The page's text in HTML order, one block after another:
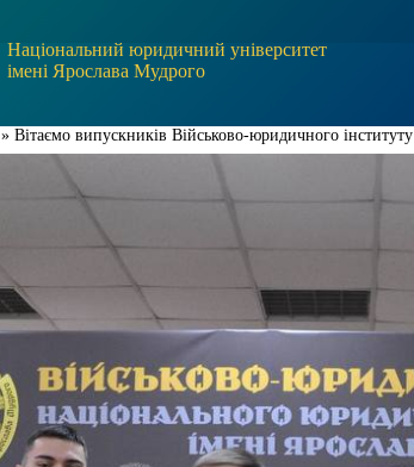
Національний юридичний університет
імені Ярослава Мудрого
»Вітаємо випускників Військово-юридичного інституту